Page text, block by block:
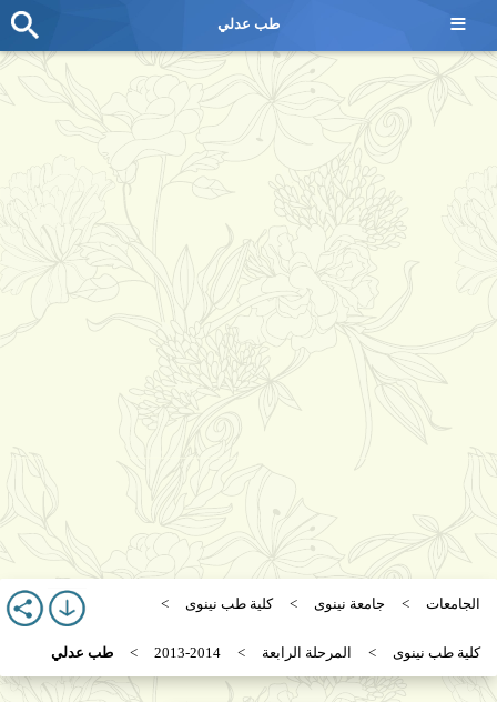
الجامعات جامعة نينوى كلية طب نينوى
كلية طب نينوى المرحلة الرابعة 2013-2014 طب عدلي
≡ طب عدلي